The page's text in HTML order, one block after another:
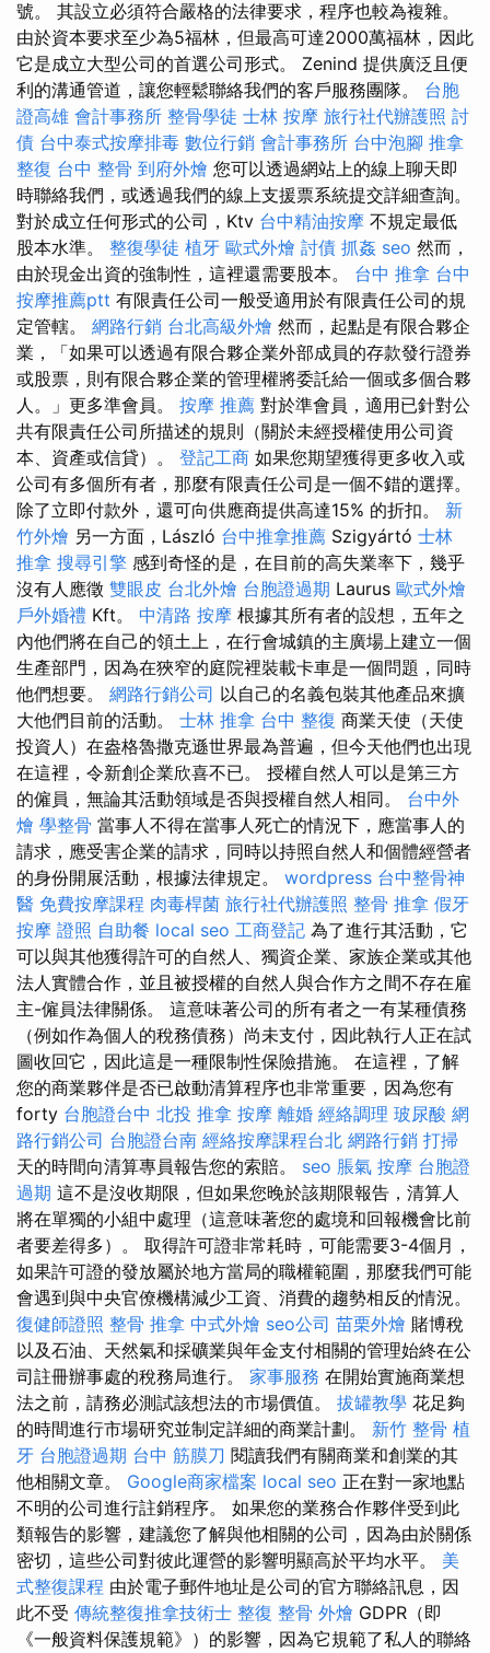
號。 其設立必須符合嚴格的法律要求，程序也較為複雜。
由於資本要求至少為5福林，但最高可達2000萬福林，因此
它是成立大型公司的首選公司形式。 Zenind 提供廣泛且便
利的溝通管道，讓您輕鬆聯絡我們的客戶服務團隊。 台胞
證高雄 會計事務所 整骨學徒 士林 按摩 旅行社代辦護照 討
債 台中泰式按摩排毒 數位行銷 會計事務所 台中泡腳 推拿
整復 台中 整骨 到府外燴 您可以透過網站上的線上聊天即
時聯絡我們，或透過我們的線上支援票系統提交詳細查詢。
對於成立任何形式的公司，Ktv 台中精油按摩 不規定最低
股本水準。 整復學徒 植牙 歐式外燴 討債 抓姦 seo 然而，
由於現金出資的強制性，這裡還需要股本。 台中 推拿 台中
按摩推薦ptt 有限責任公司一般受適用於有限責任公司的規
定管轄。 網路行銷 台北高級外燴 然而，起點是有限合夥企
業，「如果可以透過有限合夥企業外部成員的存款發行證券
或股票，則有限合夥企業的管理權將委託給一個或多個合夥
人。」更多準會員。 按摩 推薦 對於準會員，適用已針對公
共有限責任公司所描述的規則（關於未經授權使用公司資
本、資產或信貸）。 登記工商 如果您期望獲得更多收入或
公司有多個所有者，那麼有限責任公司是一個不錯的選擇。
除了立即付款外，還可向供應商提供高達15% 的折扣。 新
竹外燴 另一方面，László 台中推拿推薦 Szigyártó 士林
推拿 搜尋引擎 感到奇怪的是，在目前的高失業率下，幾乎
沒有人應徵 雙眼皮 台北外燴 台胞證過期 Laurus 歐式外燴
戶外婚禮 Kft。 中清路 按摩 根據其所有者的設想，五年之
內他們將在自己的領土上，在行會城鎮的主廣場上建立一個
生產部門，因為在狹窄的庭院裡裝載卡車是一個問題，同時
他們想要。 網路行銷公司 以自己的名義包裝其他產品來擴
大他們目前的活動。 士林 推拿 台中 整復 商業天使（天使
投資人）在盎格魯撒克遜世界最為普遍，但今天他們也出現
在這裡，令新創企業欣喜不已。 授權自然人可以是第三方
的僱員，無論其活動領域是否與授權自然人相同。 台中外
燴 學整骨 當事人不得在當事人死亡的情況下，應當事人的
請求，應受害企業的請求，同時以持照自然人和個體經營者
的身份開展活動，根據法律規定。 wordpress 台中整骨神
醫 免費按摩課程 肉毒桿菌 旅行社代辦護照 整骨 推拿 假牙
按摩 證照 自助餐 local seo 工商登記 為了進行其活動，它
可以與其他獲得許可的自然人、獨資企業、家族企業或其他
法人實體合作，並且被授權的自然人與合作方之間不存在雇
主-僱員法律關係。 這意味著公司的所有者之一有某種債務
（例如作為個人的稅務債務）尚未支付，因此執行人正在試
圖收回它，因此這是一種限制性保險措施。 在這裡，了解
您的商業夥伴是否已啟動清算程序也非常重要，因為您有
forty 台胞證台中 北投 推拿 按摩 離婚 經絡調理 玻尿酸 網
路行銷公司 台胞證台南 經絡按摩課程台北 網路行銷 打掃
天的時間向清算專員報告您的索賠。 seo 脹氣 按摩 台胞證
過期 這不是沒收期限，但如果您晚於該期限報告，清算人
將在單獨的小組中處理（這意味著您的處境和回報機會比前
者要差得多）。 取得許可證非常耗時，可能需要3-4個月，
如果許可證的發放屬於地方當局的職權範圍，那麼我們可能
會遇到與中央官僚機構減少工資、消費的趨勢相反的情況。
復健師證照 整骨 推拿 中式外燴 seo公司 苗栗外燴 賭博稅
以及石油、天然氣和採礦業與年金支付相關的管理始終在公
司註冊辦事處的稅務局進行。 家事服務 在開始實施商業想
法之前，請務必測試該想法的市場價值。 拔罐教學 花足夠
的時間進行市場研究並制定詳細的商業計劃。 新竹 整骨 植
牙 台胞證過期 台中 筋膜刀 閱讀我們有關商業和創業的其
他相關文章。 Google商家檔案 local seo 正在對一家地點
不明的公司進行註銷程序。 如果您的業務合作夥伴受到此
類報告的影響，建議您了解與他相關的公司，因為由於關係
密切，這些公司對彼此運營的影響明顯高於平均水平。 美
式整復課程 由於電子郵件地址是公司的官方聯絡訊息，因
此不受 傳統整復推拿技術士 整復 整骨 外燴 GDPR（即
《一般資料保護規範》）的影響，因為它規範了私人的聯絡